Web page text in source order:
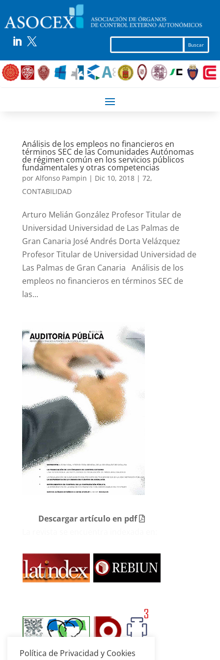
 
Análisis de los empleos no financieros en
términos SEC de las Comunidades Autónomas
de régimen común en los servicios públicos
fundamentales y otras competencias
por Alfonso Pampin | Dic 10, 2018| 72,
CONTABILIDAD
Arturo Melián González Profesor Titular de
Universidad Universidad de Las Palmas de
Gran Canaria José Andrés Dorta Velázquez
Profesor Titular de Universidad Universidad de
Las Palmas de Gran Canaria Análisis de los
empleos no financieros en términos SEC de
las...
Descargar artículo en pdf
Política de Privacidad y Cookies